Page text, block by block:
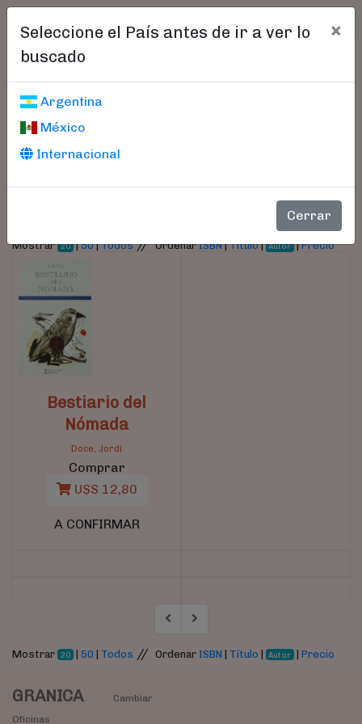
Seleccione el País antes de ir a ver lo
buscado
×
Argentina
México
Internacional
Cerrar
Libros encontrados
Parámetros
Mostrar 20 |50|Todos//OrdenarISBN|Título| Autor |Precio
Bestiario del
Nómada
Doce, Jordi
Comprar
U$S 12,80
A CONFIRMAR
Mostrar 20 | 50 | Todos // Ordenar ISBN | Título | Autor |Precio
GRANICA
Cambiar
Oficinas